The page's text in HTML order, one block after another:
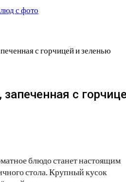
с горчицей и зеленью
запеченная с
блюдо станет настоящим
стола. Крупный кусок